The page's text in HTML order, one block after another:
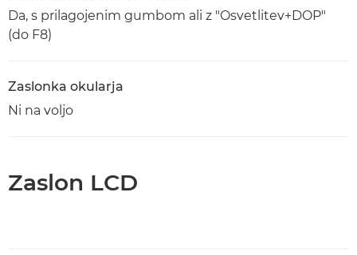
Da, s prilagojenim gumbom ali z "Osvetlitev+DOP"
(do F8)
Zaslonka okularja
Ni na voljo
Zaslon LCD